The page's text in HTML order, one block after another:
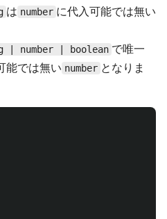
は number に代入可能では無い
| number | boolean で唯一
能では無い number となりま